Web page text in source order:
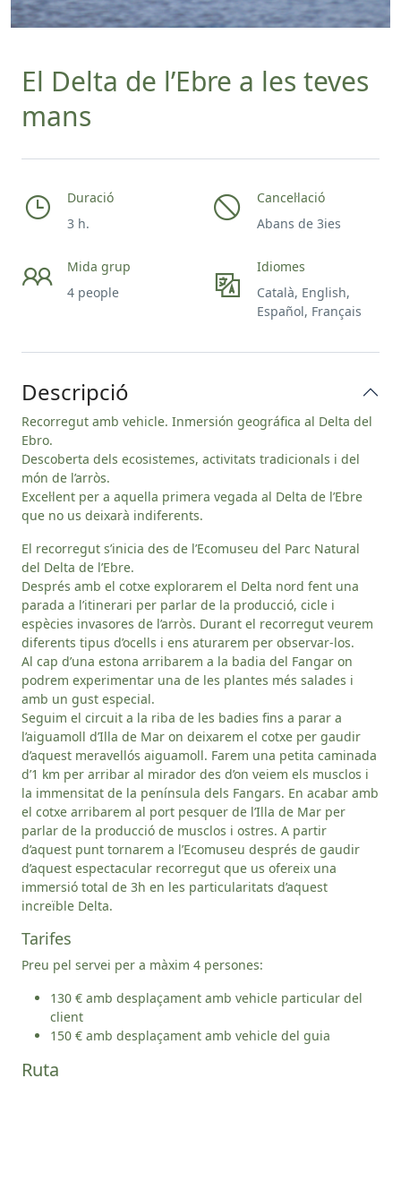
El Delta de l’Ebre a les teves
mans
Duració
3 h.
Cancel·lació
Abans de 3ies
Mida grup
4 people
Idiomes
Català, English,
Español, Français
Descripció
Recorregut amb vehicle. Inmersión geográfica al Delta del
Ebro.
Descoberta dels ecosistemes, activitats tradicionals i del
món de l’arròs.
Excel·lent per a aquella primera vegada al Delta de l’Ebre
que no us deixarà indiferents.
El recorregut s’inicia des de l’Ecomuseu del Parc Natural
del Delta de l’Ebre.
Després amb el cotxe explorarem el Delta nord fent una
parada a l’itinerari per parlar de la producció, cicle i
espècies invasores de l’arròs. Durant el recorregut veurem
diferents tipus d’ocells i ens aturarem per observar-los.
Al cap d’una estona arribarem a la badia del Fangar on
podrem experimentar una de les plantes més salades i
amb un gust especial.
Seguim el circuit a la riba de les badies fins a parar a
l’aiguamoll d’Illa de Mar on deixarem el cotxe per gaudir
d’aquest meravellós aiguamoll. Farem una petita caminada
d’1 km per arribar al mirador des d’on veiem els musclos i
la immensitat de la península dels Fangars. En acabar amb
el cotxe arribarem al port pesquer de l’Illa de Mar per
parlar de la producció de musclos i ostres. A partir
d’aquest punt tornarem a l’Ecomuseu després de gaudir
d’aquest espectacular recorregut que us ofereix una
immersió total de 3h en les particularitats d’aquest
increïble Delta.
Tarifes
Preu pel servei per a màxim 4 persones:
130 € amb desplaçament amb vehicle particular del
client
150 € amb desplaçament amb vehicle del guia
Ruta